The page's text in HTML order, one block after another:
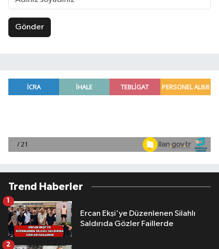
Gönder
Trend Haberler
Ercan Ekşi'ye Düzenlenen Silahlı
Saldırıda Gözler Faillerde
1
2